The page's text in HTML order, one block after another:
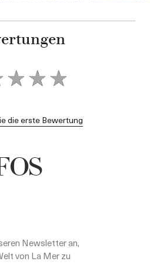
die erste Bewertung
Newsletter an,
von La Mer zu